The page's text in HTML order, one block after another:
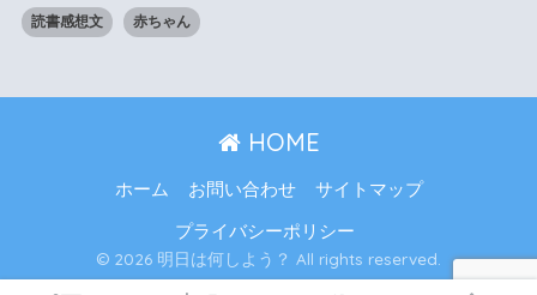
読書感想文 赤ちゃん
HOME
ホーム お問い合わせ サイトマップ
プライバシーポリシー
© 2026 明日は何しよう？ All rights reserved.